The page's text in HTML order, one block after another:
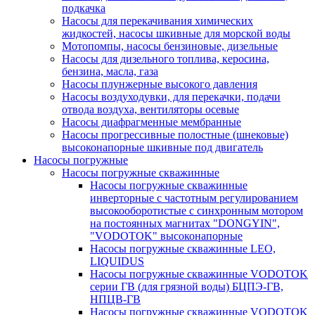
подкачка
Насосы для перекачивания химических
жидкостей, насосы шкивные для морской воды
Мотопомпы, насосы бензиновые, дизельные
Насосы для дизельного топлива, керосина,
бензина, масла, газа
Насосы плунжерные высокого давления
Насосы воздуходувки, для перекачки, подачи
отвода воздуха, вентиляторы осевые
Насосы диафрагменные мембранные
Насосы прогрессивные полостные (шнековые)
высоконапорные шкивные под двигатель
Насосы погружные
Насосы погружные скважинные
Насосы погружные скважинные
инверторные с частотным регулированием
высокооборотистые с синхронным мотором
на постоянных магнитах "DONGYIN",
"VODOTOK" высоконапорные
Насосы погружные скважинные LEO,
LIQUIDUS
Насосы погружные скважинные VODOTOK
серии ГВ (для грязной воды) БЦПЭ-ГВ,
НПЦВ-ГВ
Насосы погружные скважинные VODOTOK